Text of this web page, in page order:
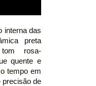
interna das
preta
rosa-
quente e
tempo em
precisão de